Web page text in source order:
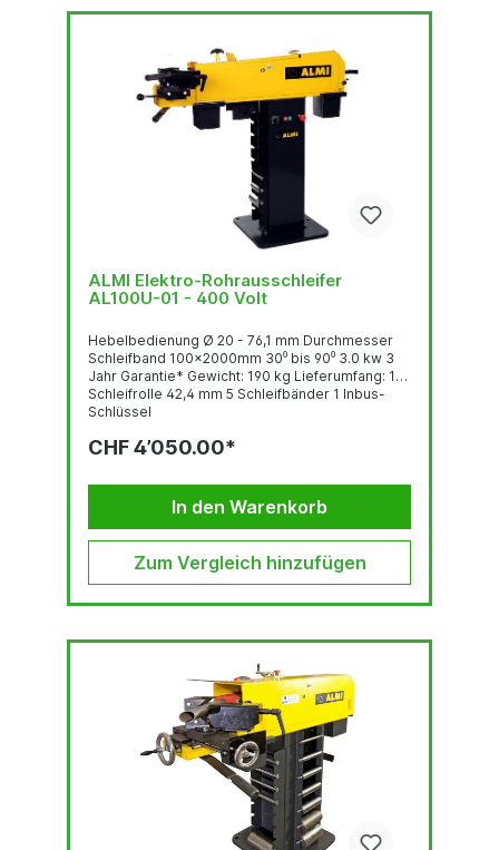
ALMI Elektro-Rohrausschleifer
AL100U-01 - 400 Volt
Hebelbedienung Ø 20 - 76,1 mm Durchmesser
Schleifband 100x2000mm 30⁰ bis 90⁰ 3.0 kw 3
Jahr Garantie* Gewicht: 190 kg Lieferumfang: 1
Schleifrolle 42,4 mm 5 Schleifbänder 1 Inbus-
Schlüssel
CHF 4’050.00*
In den Warenkorb
Zum Vergleich hinzufügen